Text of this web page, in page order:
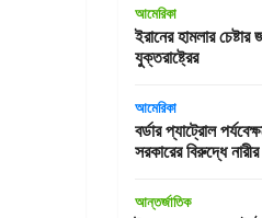
আমেরিকা
ইরানের হামলার চেষ্টার
যুক্তরাষ্ট্রের
আমেরিকা
বর্ডার প্যাট্রোল
সরকারের বিরুদ্ধে নারীর
আন্তর্জাতিক